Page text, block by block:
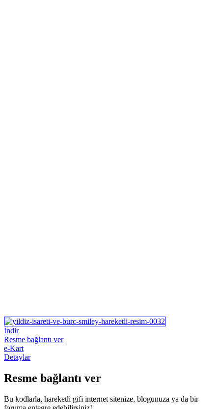
İndir
Resme bağlantı ver
e-Kart
Detaylar
Resme bağlantı ver
Bu kodlarla, hareketli gifi internet sitenize, blogunuza ya da bir